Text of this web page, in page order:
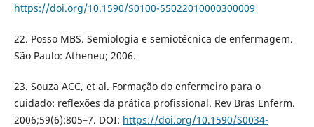
https://doi.org/10.1590/S0100-55022010000300009
22. Posso MBS. Semiologia e semiotécnica de enfermagem.
São Paulo: Atheneu; 2006.
23. Souza ACC, et al. Formação do enfermeiro para o
cuidado: reflexões da prática profissional. Rev Bras Enferm.
2006;59(6):805–7. DOI: https://doi.org/10.1590/S0034-